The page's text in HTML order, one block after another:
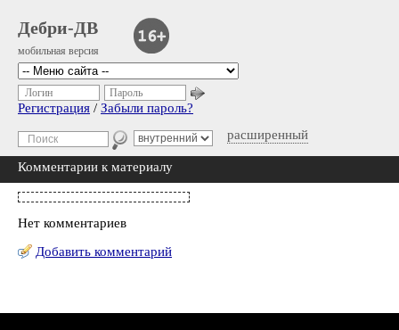
Дебри-ДВ
мобильная версия
расширенный
Логин Пароль
Регистрация / Забыли пароль?
Комментарии к материалу
Нет комментариев
Добавить комментарий